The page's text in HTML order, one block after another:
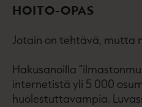
HOITO-OPAS
Jotain on tehtävä, mutta
Hakusanoilla
internetistä yli 5 000
huolestuttavampia.